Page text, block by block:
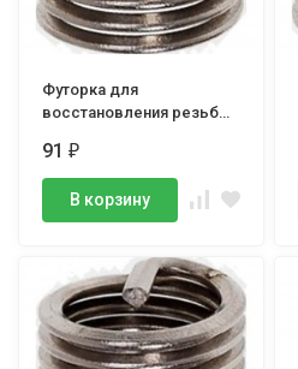
Футорка для
восстановления резьбы
91₽
В корзину